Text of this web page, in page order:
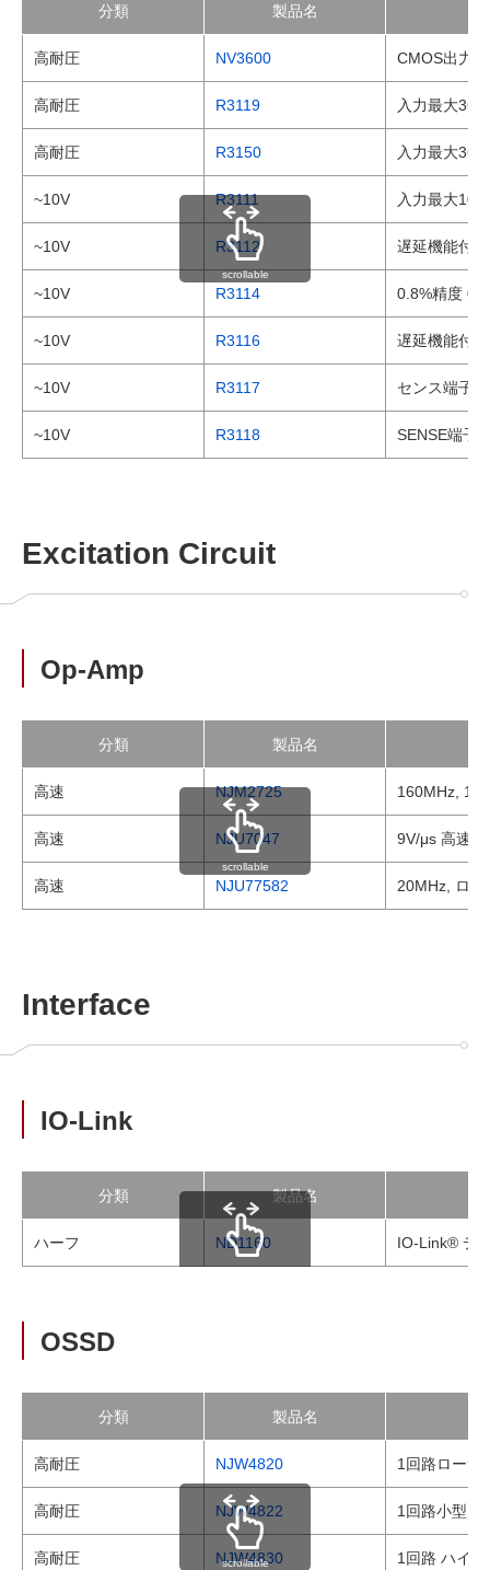
分類 製品名
高耐圧 NV3600 CMOS出力
高耐圧 R3119 入力最大
高耐圧 R3150 入力最大
~10V R3111 入力最大
~10V R3112 遅延機能付
~10V R3114 0.8%精度
~10V R3116 遅延機能付
~10V R3117 センス端子
~10V R3118 SENSE端子
scrollable
Excitation Circuit
Op-Amp
分類 製品名
高速 NJM2725 160MHz,
高速 NJU7047 9V/μs 高速,
高速 NJU77582 20MHz, ロ
scrollable
Interface
IO-Link
分類 製品名
ハーフ ND1160 IO-Link® デ
scrollable
OSSD
分類 製品名
高耐圧 NJW4820 1回路ローサ
高耐圧 NJW4822 1回路小型ロ
高耐圧 NJW4830 1回路 ハイ
scrollable